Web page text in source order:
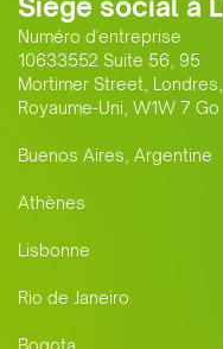
Siège social à
Numéro d'entreprise
10633552 Suite 56, 95
Mortimer Street, Londres,
Royaume-Uni, W1W 7 Go
Buenos Aires, Argentine
Athènes
Lisbonne
Rio de Janeiro
Bogota